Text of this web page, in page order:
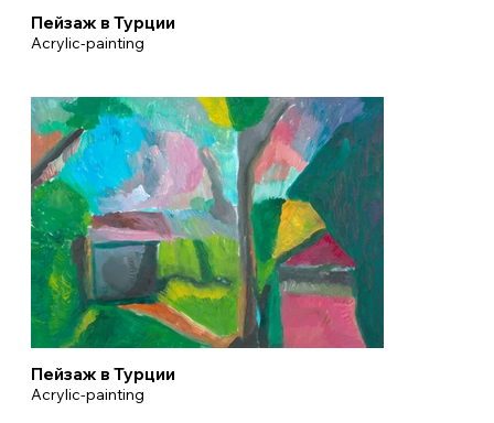
Пейзаж в Турции
Acrylic-painting
Пейзаж в Турции
Acrylic-painting